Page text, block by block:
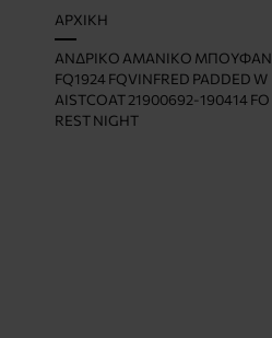
ΑΡΧΙΚΉ
M
E
ΑΝΔΡΙΚΌ ΑΜΆΝΙΚΟ ΜΠΟΥΦΆΝ
FQ1924 FQVINFRED PADDED W
AISTCOAT 21900692-190414 FO
REST NIGHT